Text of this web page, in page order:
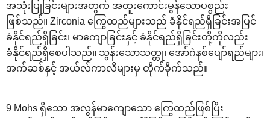
အသုံးပြုခြင်းများအတွက် အထူးကောင်းမွန်သောပစ္စည်း
ဖြစ်သည်။ Zirconia ကြွေထည်များသည် ခံနိုင်ရည်ရှိခြင်းအပြင်
ခံနိုင်ရည်ရှိခြင်း၊ မာကျောခြင်းနှင့် ခံနိုင်ရည်ရှိခြင်းတို့ကိုလည်း
ခံနိုင်ရည်ရှိစေပါသည်။ သွန်းသောသတ္တု၊ အော်ဂဲနစ်ပျော်ရည်များ၊
အက်ဆစ်နှင့် အယ်လ်ကာလီများမှ တိုက်ခိုက်သည်။
9 Mohs ရှိသော အလွန်မာကျောသော ကြွေထည်ဖြစ်ပြီး